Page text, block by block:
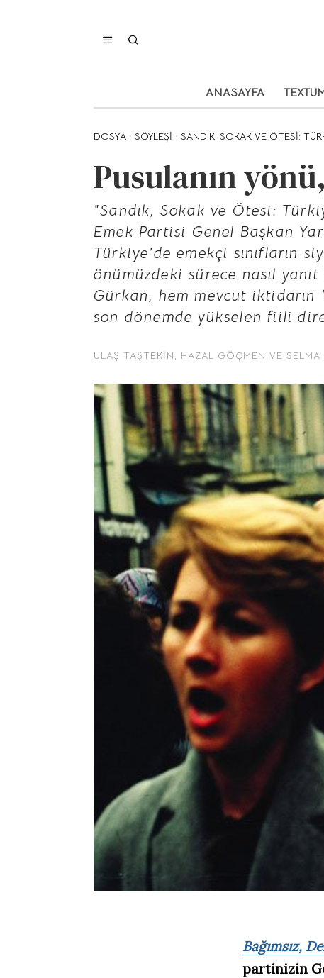
ANASAYFA
DOSYA · SÖYLEŞI · SANDIK, SOKAK VE ÖTESI:
Pusulanın
"Sandık, Sokak ve Ötesi:
Emek Partisi Genel Başkan
Türkiye’de emekçi sınıfların
önümüzdeki sürece nasıl
Gürkan, hem mevcut iktidarın
son dönemde yükselen fiili
ULAŞ TAŞTEKIN, HAZAL GÖÇMEN VE SELMA
Bağımsız,
partinizin